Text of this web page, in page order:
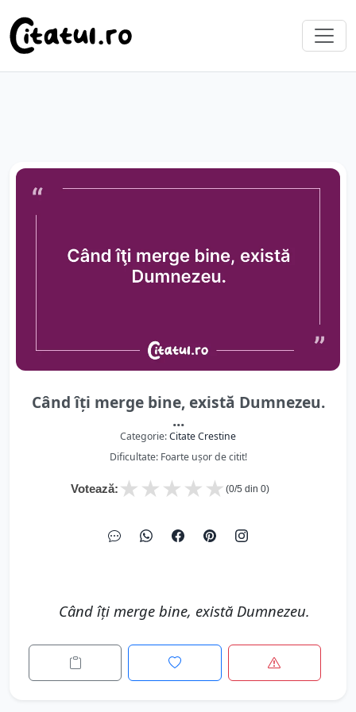
Când îţi merge bine, există Dumnezeu.
...
Categorie:Citate Crestine
Dificultate: Foarte ușor de citit!
Votează: ★
★
★
★
★ (0/5 din 0)
Când îţi merge bine, există Dumnezeu.